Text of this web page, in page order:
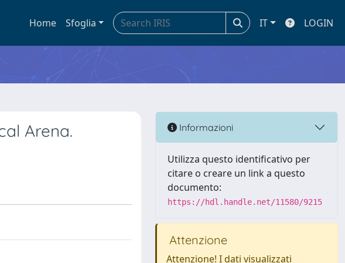
Home Sfoglia IT LOGIN
Arena.
Informazioni
Utilizza questo identificativo per
citare o creare un link a questo
documento:
https://hdl.handle.net/11580/9215
Attenzione
Attenzione! I dati visualizzati